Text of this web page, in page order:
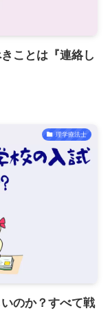
ことは『連絡し
理学療法士
のか？すべて戦